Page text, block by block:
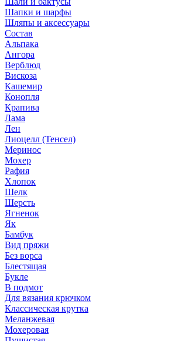
Шапки и шарфы
Шляпы и аксессуары
Состав
Альпака
Ангора
Верблюд
Вискоза
Кашемир
Конопля
Крапива
Лама
Лен
Лиоцелл (Тенсел)
Меринос
Мохер
Рафия
Хлопок
Шелк
Шерсть
Ягненок
Як
Бамбук
Вид пряжи
Без ворса
Блестящая
Букле
В подмот
Для вязания крючком
Классическая крутка
Меланжевая
Мохеровая